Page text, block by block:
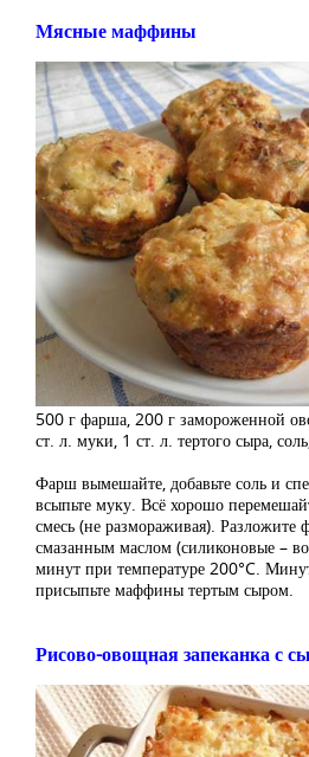
Мясные маффины
500 г фарша, 200 г замороженной
ст. л. муки, 1 ст. л. тертого сыра,
Фарш вымешайте, добавьте соль и
всыпьте муку. Всё хорошо
смесь (не размораживая).
смазанным маслом (силиконовые –
минут при температуре 200°C.
присыпьте маффины тертым сыром.
Рисово-овощная запеканка с